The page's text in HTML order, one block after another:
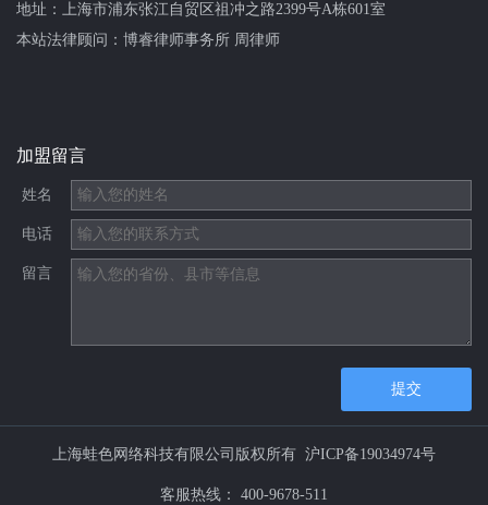
地址：上海市浦东张江自贸区祖冲之路2399号A栋601室
本站法律顾问： 博睿律师事务所 周律师
加盟留言
姓名
电话
留言
提交
上海蛙色网络科技有限公司版权所有 沪ICP备19034974号
客服热线： 400-9678-511